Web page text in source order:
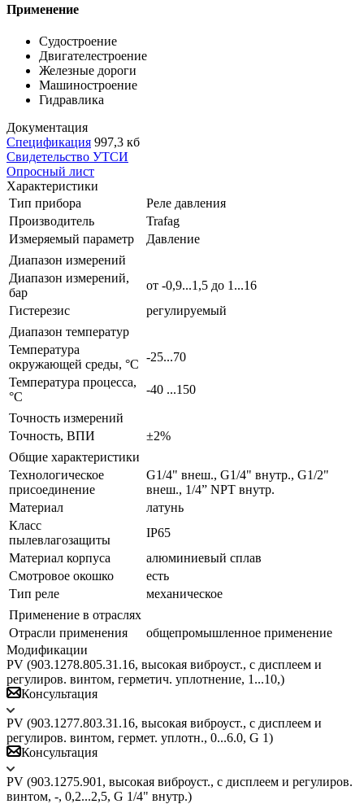
Применение
Судостроение
Двигателестроение
Железные дороги
Машиностроение
Гидравлика
Документация
Спецификация 997,3 кб
Свидетельство УТСИ
Опросный лист
Характеристики
Тип прибора
Реле давления
Производитель
Trafag
Измеряемый параметр
Давление
Диапазон измерений
Диапазон измерений,
бар
от -0,9...1,5 до 1...16
Гистерезис
регулируемый
Диапазон температур
Температура
окружающей среды, °С
-25...70
Температура процесса,
°С
-40 ...150
Точность измерений
Точность, ВПИ
±2%
Общие характеристики
Технологическое
присоединение
G1/4" внеш., G1/4" внутр., G1/2"
внеш., 1/4” NPT внутр.
Материал
латунь
Класс
пылевлагозащиты
IP65
Материал корпуса
алюминиевый сплав
Смотровое окошко
есть
Тип реле
механическое
Применение в отраслях
Отрасли применения
общепромышленное применение
Модификации
PV (903.1278.805.31.16, высокая виброуст., c дисплеем и
регулиров. винтом, герметич. уплотнение, 1...10,)
Консультация
PV (903.1277.803.31.16, высокая виброуст., c дисплеем и
регулиров. винтом, гермет. уплотн., 0...6.0, G 1)
Консультация
PV (903.1275.901, высокая виброуст., c дисплеем и регулиров.
винтом, -, 0,2...2,5, G 1/4" внутр.)